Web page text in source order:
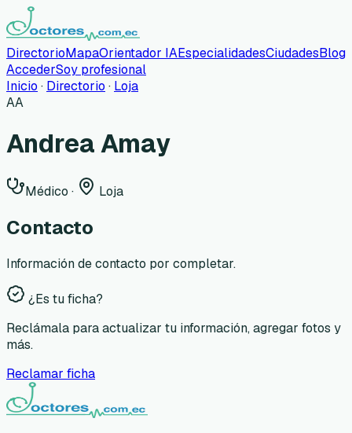
DirectorioMapaOrientador IAEspecialidadesCiudadesBlog
AccederSoy profesional
Inicio · Directorio · Loja
AA
Andrea Amay
Médico · Loja
Contacto
Información de contacto por completar.
¿Es tu ficha?
Reclámala para actualizar tu información, agregar fotos y
más.
Reclamar ficha